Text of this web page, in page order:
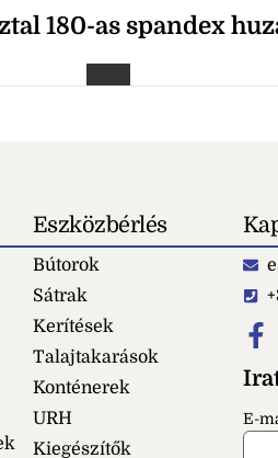
180-as spandex
Eszközbérlés
Bútorok
Sátrak
Kerítések
Talajtakarások
Konténerek
URH
Kiegészítők
E-